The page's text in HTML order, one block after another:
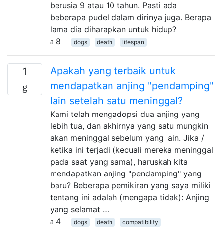
berusia 9 atau 10 tahun. Pasti ada
beberapa pudel dalam dirinya juga. Berapa
lama dia diharapkan untuk hidup?
8
dogs death lifespan
1
Apakah yang terbaik untuk
mendapatkan anjing "pendamping"
lain setelah satu meninggal?
Kami telah mengadopsi dua anjing yang
lebih tua, dan akhirnya yang satu mungkin
akan meninggal sebelum yang lain. Jika /
ketika ini terjadi (kecuali mereka meninggal
pada saat yang sama), haruskah kita
mendapatkan anjing "pendamping" yang
baru? Beberapa pemikiran yang saya miliki
tentang ini adalah (mengapa tidak): Anjing
yang selamat …
4
dogs death compatibility